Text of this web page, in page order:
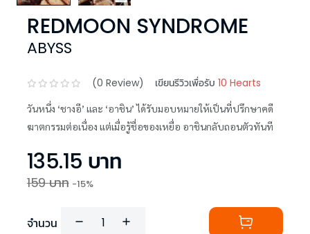
REDMOON SYNDROME
ABYSS
(0 Review) เขียนรีวิวเพื่อรับ 10 Hearts
วันหนึ่ง ‘ชางอี’ และ ‘อาชิน’ ได้รับมอบหมายให้เป็นที่ปรึกษาคดี
ฆาตกรรมต่อเนื่อง แต่เมื่อรู้ชื่อของเหยื่อ อาชินกลับถอนตัวทันที
135.15 บาท
159บาท -15%
จำนวน